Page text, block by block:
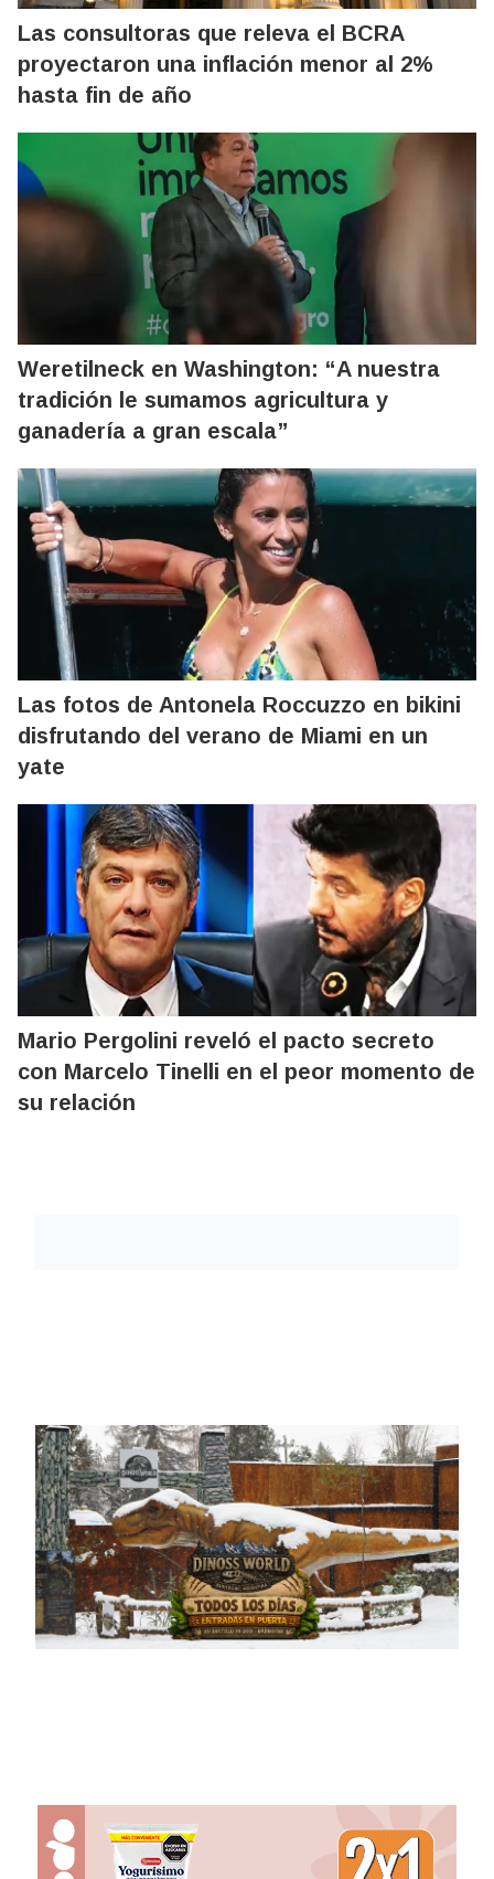
Las consultoras que releva el BCRA
proyectaron una inflación menor al 2%
hasta fin de año
Weretilneck en Washington: “A nuestra
tradición le sumamos agricultura y
ganadería a gran escala”
Las fotos de Antonela Roccuzzo en bikini
disfrutando del verano de Miami en un
yate
Mario Pergolini reveló el pacto secreto
con Marcelo Tinelli en el peor momento de
su relación